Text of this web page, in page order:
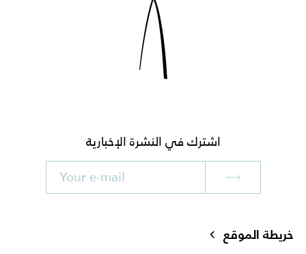
اشترك في النشرة الإخبارية
خريطة الموقع